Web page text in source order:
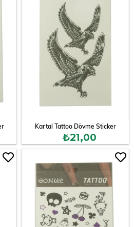
Kartal Tattoo Dövme Sticker
₺21,00